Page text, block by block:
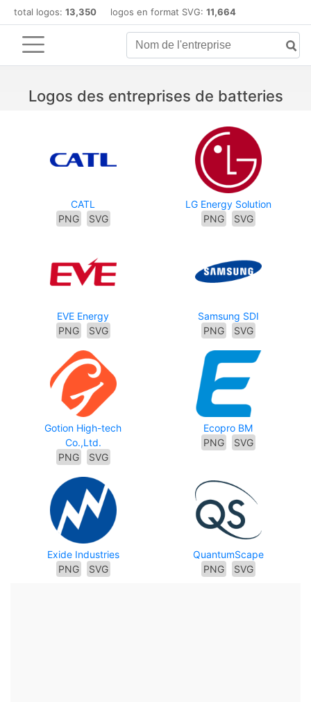
total logos: 13,350 logos en format SVG: 11,664
Logos des entreprises de batteries
CATL
PNG
SVG
LG Energy Solution
PNG
SVG
EVE Energy
PNG
SVG
Samsung SDI
PNG
SVG
Gotion High-tech
Co.,Ltd.
PNG
SVG
Ecopro BM
PNG
SVG
Exide Industries
PNG
SVG
QuantumScape
PNG
SVG